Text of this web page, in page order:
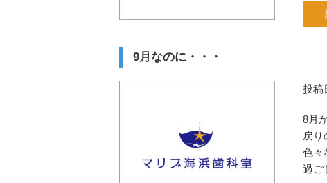
9月なのに・・・
投稿
8月
戻
色々
過ご